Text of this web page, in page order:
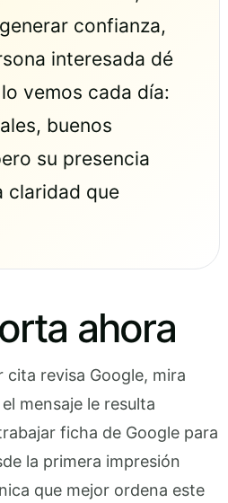
confianza,
interesada dé
vemos cada día:
buenos
su presencia
claridad que
ahora
cita revisa Google, mira
mensaje le resulta
ficha de Google para
la primera impresión
que mejor ordena este